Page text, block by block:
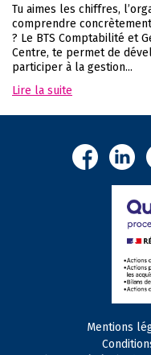
Tu aimes les chiffres,
comprendre
? Le BTS Comptabilité et
Centre, te permet de
participer à la gestion...
Lire la suite
Mentions